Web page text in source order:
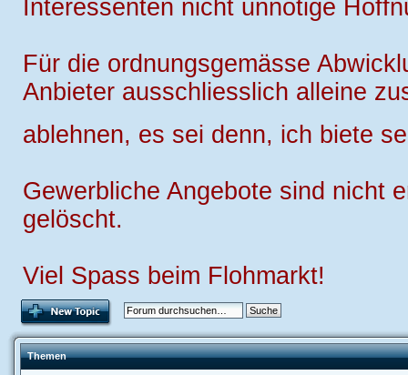
Interessenten nicht unnötige
Für die ordnungsgemässe
Anbieter ausschliesslich alleine
ablehnen, es sei denn, ich biete
Gewerbliche Angebote sind nicht
gelöscht.
Viel Spass beim Flohmarkt!
Themen